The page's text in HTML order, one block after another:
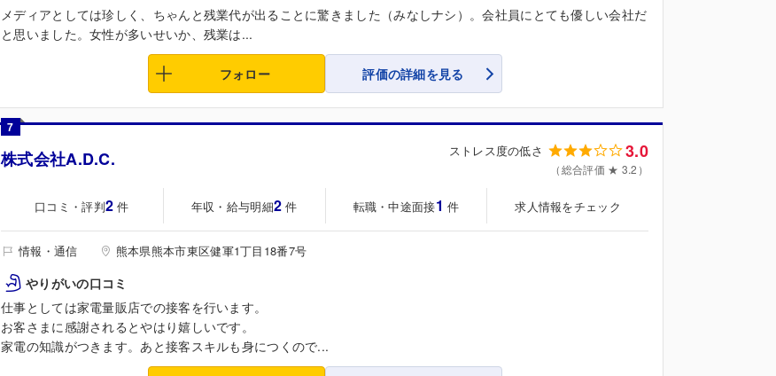
メディアとしては珍しく、ちゃんと残業代が出ることに驚きました（みなしナシ）。会社員にとても優しい会社だ
と思いました。女性が多いせいか、残業は...
フォロー 評価の詳細を見る
7
株式会社A.D.C. ストレス度の低さ 3.0
（総合評価 ★ 3.2）
口コミ・評判2 件 年収・給与明細2 件 転職・中途面接1 件 求人情報をチェック
情報・通信 熊本県熊本市東区健軍1丁目18番7号
やりがいの口コミ
仕事としては家電量販店での接客を行います。
お客さまに感謝されるとやはり嬉しいです。
家電の知識がつきます。あと接客スキルも身につくので...